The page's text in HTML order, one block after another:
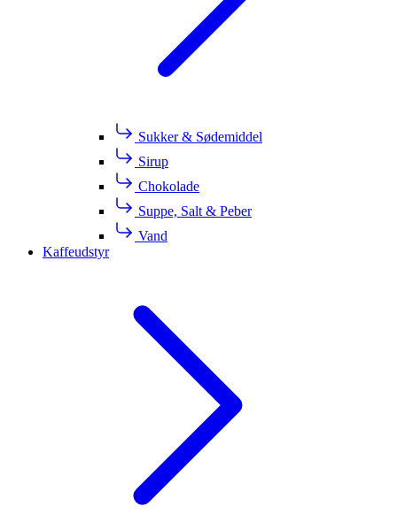
Sukker & Sødemiddel
Sirup
Chokolade
Suppe, Salt & Peber
Vand
Kaffeudstyr